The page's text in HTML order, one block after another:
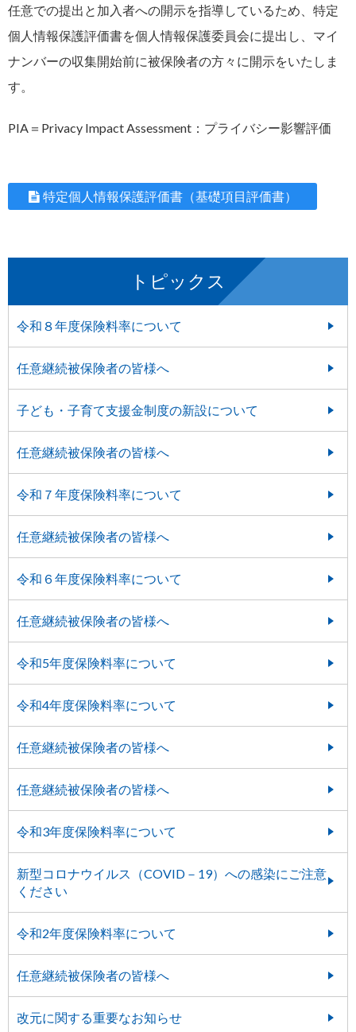
任意での提出と加入者への開示を指導しているため、特定
個人情報保護評価書を個人情報保護委員会に提出し、マイ
ナンバーの収集開始前に被保険者の方々に開示をいたしま
す。
PIA＝Privacy Impact Assessment：プライバシー影響評価
特定個人情報保護評価書（基礎項目評価書）
トピックス
令和８年度保険料率について
任意継続被保険者の皆様へ
子ども・子育て支援金制度の新設について
任意継続被保険者の皆様へ
令和７年度保険料率について
任意継続被保険者の皆様へ
令和６年度保険料率について
任意継続被保険者の皆様へ
令和5年度保険料率について
令和4年度保険料率について
任意継続被保険者の皆様へ
任意継続被保険者の皆様へ
令和3年度保険料率について
新型コロナウイルス（COVID－19）への感染にご注意
ください
令和2年度保険料率について
任意継続被保険者の皆様へ
改元に関する重要なお知らせ